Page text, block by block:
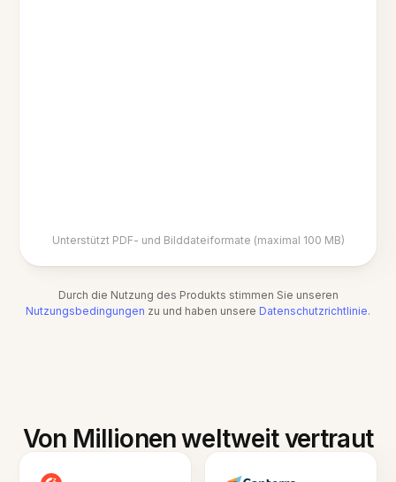
Unterstützt PDF- und Bilddateiformate (maximal 100 MB)
Durch die Nutzung des Produkts stimmen Sie unseren
Nutzungsbedingungen zu und haben unsere Datenschutzrichtlinie.
Von Millionen weltweit vertraut